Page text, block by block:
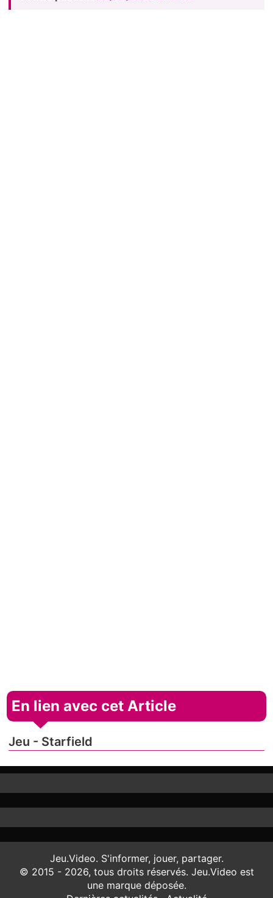
En lien avec cet Article
Jeu - Starfield
Jeu.Video. S'informer, jouer, partager.
© 2015 - 2026, tous droits réservés. Jeu.Video est
une marque déposée.